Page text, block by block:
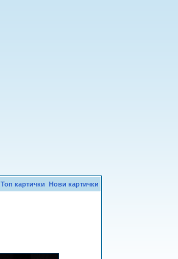
Топ картички Нови картички